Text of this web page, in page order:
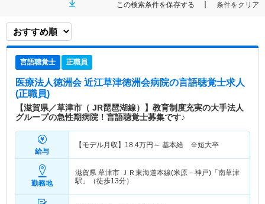
この検索条件を保存する 条件をクリア
言語聴覚士 正職員
医療法人徳洲会 近江草津徳洲会病院の言語聴覚士求人
(正職員)
【滋賀県／草津市（ JR琵琶湖線）】教育制度充実の大手法人
グループの急性期病院！言語聴覚士募集です♪
給与
【モデル月収】 18.4万円～ 基本給 ※短大卒
勤務地
滋賀県 草津市 ＪＲ東海道本線(米原－神戸)「南草津
駅」（徒歩13分）